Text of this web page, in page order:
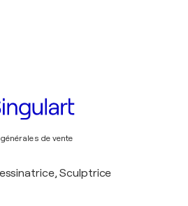
de vente
Sculptrice